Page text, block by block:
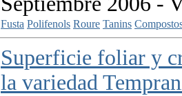
Fusta Polifenols Roure Tanins
Superficie foliar y
la variedad